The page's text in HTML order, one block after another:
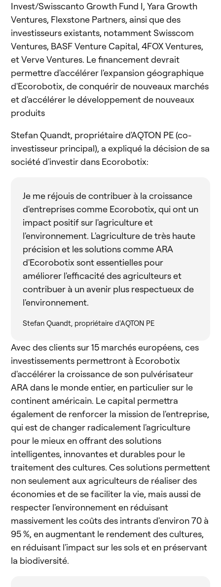
Invest/Swisscanto Growth Fund I, Yara Growth
Ventures, Flexstone Partners, ainsi que des
investisseurs existants, notamment Swisscom
Ventures, BASF Venture Capital, 4FOX Ventures,
et Verve Ventures. Le financement devrait
permettre d'accélérer l'expansion géographique
d'Ecorobotix, de conquérir de nouveaux marchés
et d'accélérer le développement de nouveaux
produits
Stefan Quandt, propriétaire d'AQTON PE (co-
investisseur principal), a expliqué la décision de sa
société d'investir dans Ecorobotix:
Je me réjouis de contribuer à la croissance
d'entreprises comme Ecorobotix, qui ont un
impact positif sur l'agriculture et
l'environnement. L'agriculture de très haute
précision et les solutions comme ARA
d'Ecorobotix sont essentielles pour
améliorer l'efficacité des agriculteurs et
contribuer à un avenir plus respectueux de
l'environnement.
Stefan Quandt, propriétaire d'AQTON PE
Avec des clients sur 15 marchés européens, ces
investissements permettront à Ecorobotix
d'accélérer la croissance de son pulvérisateur
ARA dans le monde entier, en particulier sur le
continent américain. Le capital permettra
également de renforcer la mission de l'entreprise,
qui est de changer radicalement l'agriculture
pour le mieux en offrant des solutions
intelligentes, innovantes et durables pour le
traitement des cultures. Ces solutions permettent
non seulement aux agriculteurs de réaliser des
économies et de se faciliter la vie, mais aussi de
respecter l'environnement en réduisant
massivement les coûts des intrants d'environ 70 à
95 %, en augmentant le rendement des cultures,
en réduisant l'impact sur les sols et en préservant
la biodiversité.